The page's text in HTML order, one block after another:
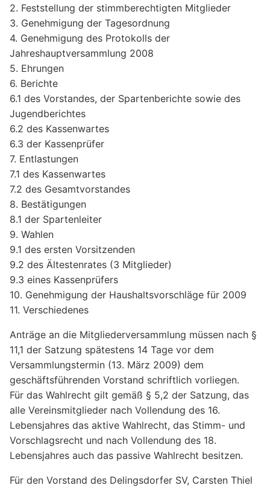
2. Feststellung der stimmberechtigten Mitglieder
3. Genehmigung der Tagesordnung
4. Genehmigung des Protokolls der
Jahreshauptversammlung 2008
5. Ehrungen
6. Berichte
6.1 des Vorstandes, der Spartenberichte sowie des
Jugendberichtes
6.2 des Kassenwartes
6.3 der Kassenprüfer
7. Entlastungen
7.1 des Kassenwartes
7.2 des Gesamtvorstandes
8. Bestätigungen
8.1 der Spartenleiter
9. Wahlen
9.1 des ersten Vorsitzenden
9.2 des Ältestenrates (3 Mitglieder)
9.3 eines Kassenprüfers
10. Genehmigung der Haushaltsvorschläge für 2009
11. Verschiedenes
Anträge an die Mitgliederversammlung müssen nach §
11,1 der Satzung spätestens 14 Tage vor dem
Versammlungstermin (13. März 2009) dem
geschäftsführenden Vorstand schriftlich vorliegen.
Für das Wahlrecht gilt gemäß § 5,2 der Satzung, das
alle Vereinsmitglieder nach Vollendung des 16.
Lebensjahres das aktive Wahlrecht, das Stimm- und
Vorschlagsrecht und nach Vollendung des 18.
Lebensjahres auch das passive Wahlrecht besitzen.
Für den Vorstand des Delingsdorfer SV, Carsten Thiel